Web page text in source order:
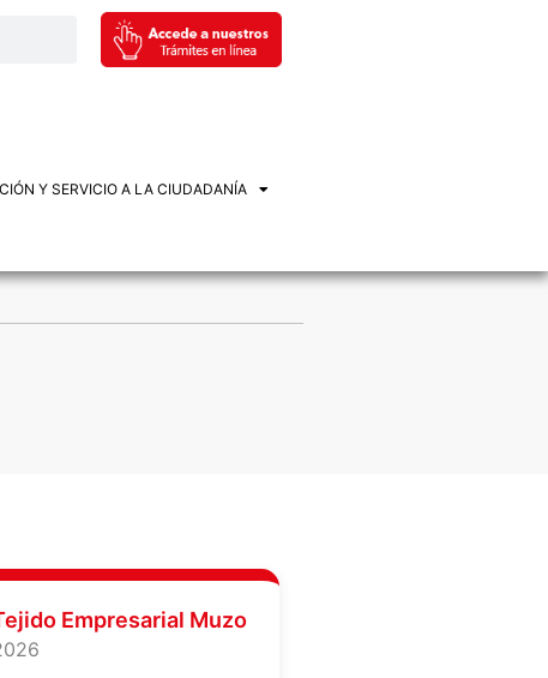
Y SERVICIO A LA CIUDADANÍA
Empresarial Muzo